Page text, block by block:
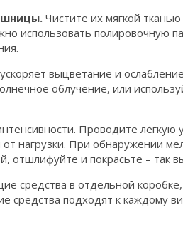
Чистите их мягкой
использовать полировочную
выцветание и
облучение, или
Проводите
нагрузки. При обнаружении
отшлифуйте и покрасьте – так
средства в отдельной
средства подходят к каждому